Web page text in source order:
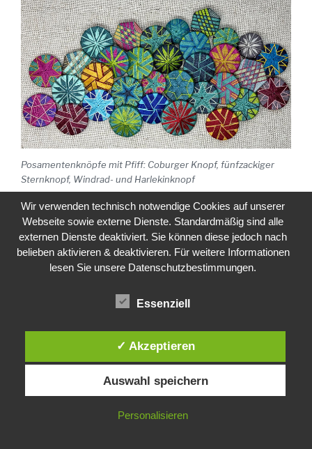
Posamentenknöpfe mit Pfiff: Coburger Knopf, fünfzackiger
Sternknopf, Windrad- und Harlekinknopf
Posamentenknöpfe mit Pfiff
Fünfzackiger Sternknopf, Coburger Knopf, Windrad- und
Harlekinknopf
Samstag–Sonntag, 18.–19. Juli 2025
Fünfzackiger Stern, Coburger Knopf, Windradknopf & Co.
Donnerstag–Freitag, 9.–10. Juli 2026
Kurszentrum Ballenberg, CH–3858 Hofstetten bei
Brienz
Wir verwenden technisch notwendige Cookies auf unserer
Webseite sowie externe Dienste. Standardmäßig sind alle
externen Dienste deaktiviert. Sie können diese jedoch nach
belieben aktivieren & deaktivieren. Für weitere Informationen
lesen Sie unsere Datenschutzbestimmungen.
Essenziell
✓ Akzeptieren
Auswahl speichern
Personalisieren